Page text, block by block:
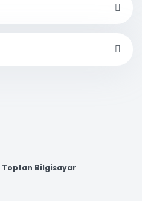
Toptan Bilgisayar